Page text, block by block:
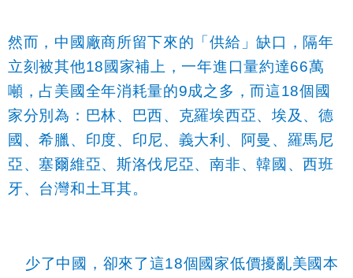
然而，中國廠商所留下來的「供給」缺口，隔年
立刻被其他18國家補上，一年進口量約達66萬
噸，占美國全年消耗量的9成之多，而這18個國
家分別為：巴林、巴西、克羅埃西亞、埃及、德
國、希臘、印度、印尼、義大利、阿曼、羅馬尼
亞、塞爾維亞、斯洛伐尼亞、南非、韓國、西班
牙、台灣和土耳其。
少了中國，卻來了這18個國家低價擾亂美國本